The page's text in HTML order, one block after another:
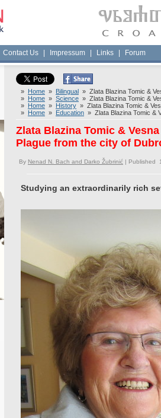
Contact Us Impressum Links Forum
» Home » Bilingual » Zlata Blazina Tomic &
» Home » Science » Zlata Blazina Tomic &
» Home » History » Zlata Blazina Tomic &
» Home » Education » Zlata Blazina Tomic &
Zlata Blazina Tomic &
Plague from the city of
By Nenad N. Bach and Darko Žubrinić | Published
Studying an extraordinarily rich